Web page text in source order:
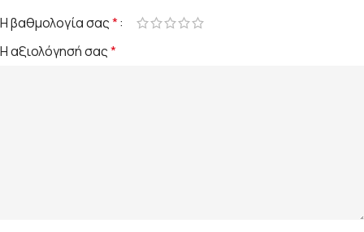
Η βαθμολογία σας*
Η αξιολόγησή σας*